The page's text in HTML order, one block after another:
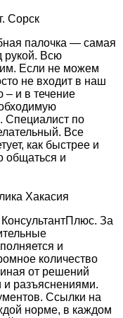
Сорск
палочка — самая
рукой. Всю
Если не можем
не входит в наш
– и в течение
Специалист по
Все
как быстрее и
общаться и
Хакасия
За
и
количество
от решений
и разъяснениями.
Ссылки на
норме, в каждом